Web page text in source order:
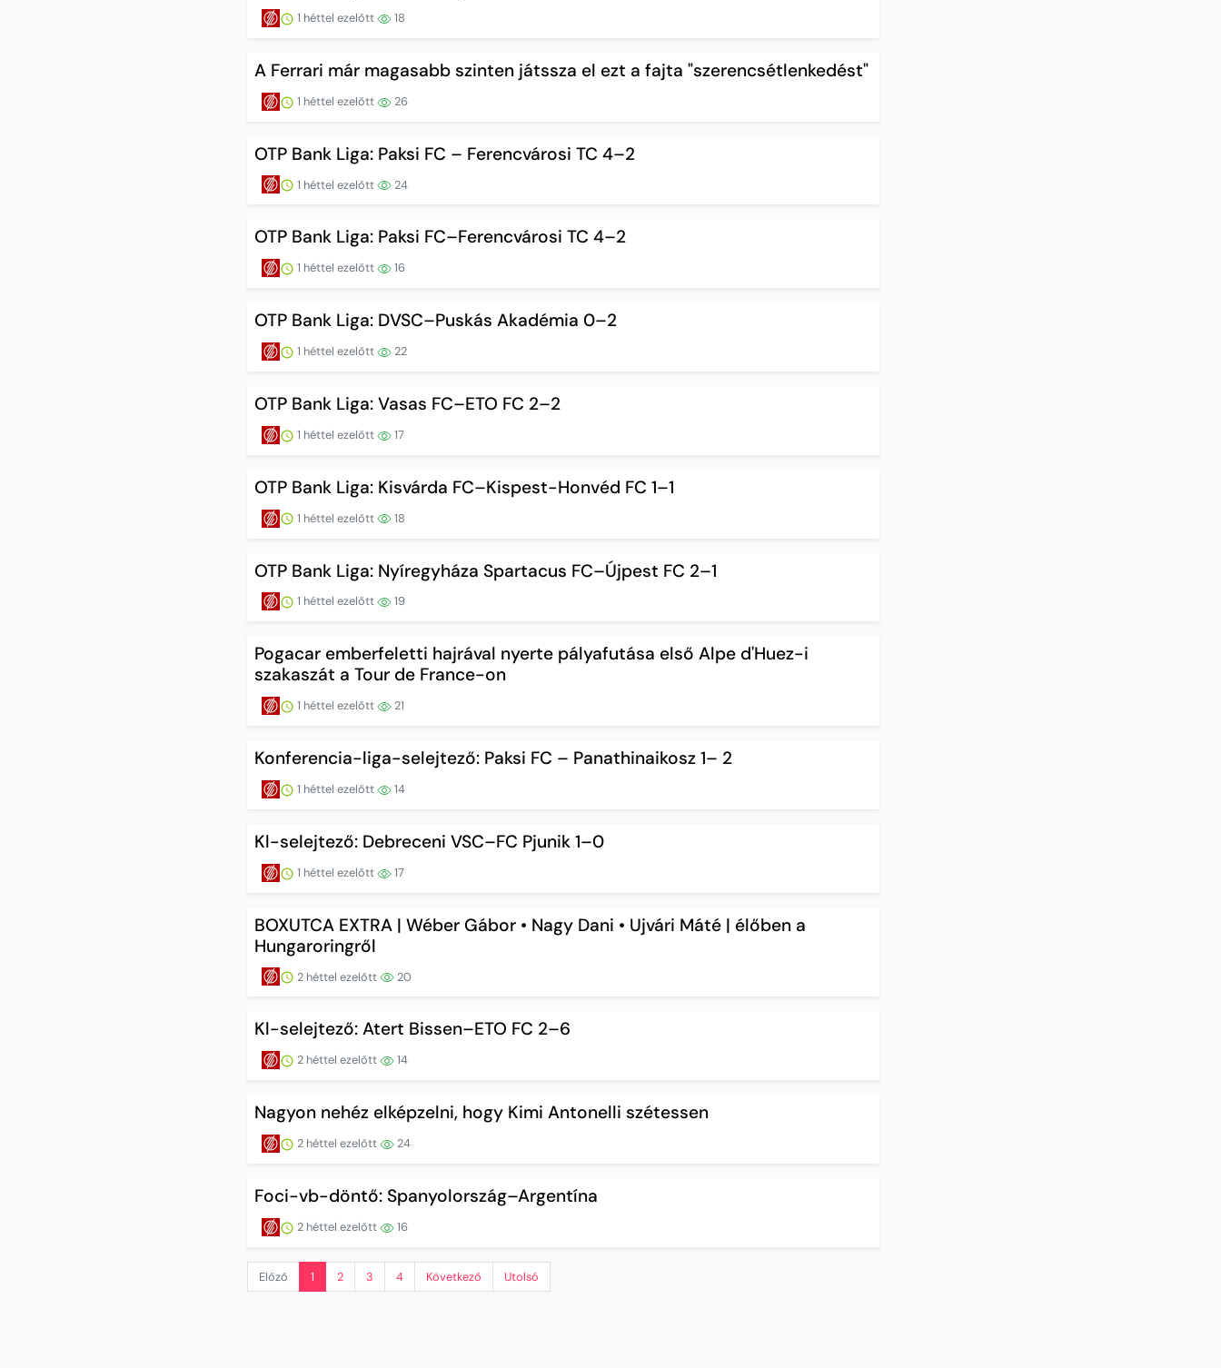
1 héttel ezelőtt 18
A Ferrari már magasabb szinten játssza el ezt a fajta "szerencsétlenkedést"
1 héttel ezelőtt 26
OTP Bank Liga: Paksi FC – Ferencvárosi TC 4–2
1 héttel ezelőtt 24
OTP Bank Liga: Paksi FC–Ferencvárosi TC 4–2
1 héttel ezelőtt 16
OTP Bank Liga: DVSC–Puskás Akadémia 0–2
1 héttel ezelőtt 22
OTP Bank Liga: Vasas FC–ETO FC 2–2
1 héttel ezelőtt 17
OTP Bank Liga: Kisvárda FC–Kispest-Honvéd FC 1–1
1 héttel ezelőtt 18
OTP Bank Liga: Nyíregyháza Spartacus FC–Újpest FC 2–1
1 héttel ezelőtt 19
Pogacar emberfeletti hajrával nyerte pályafutása első Alpe d'Huez-i
szakaszát a Tour de France-on
1 héttel ezelőtt 21
Konferencia-liga-selejtező: Paksi FC – Panathinaikosz 1– 2
1 héttel ezelőtt 14
Kl-selejtező: Debreceni VSC–FC Pjunik 1–0
1 héttel ezelőtt 17
BOXUTCA EXTRA | Wéber Gábor • Nagy Dani • Ujvári Máté | élőben a
Hungaroringről
2 héttel ezelőtt 20
Kl-selejtező: Atert Bissen–ETO FC 2–6
2 héttel ezelőtt 14
Nagyon nehéz elképzelni, hogy Kimi Antonelli szétessen
2 héttel ezelőtt 24
Foci-vb-döntő: Spanyolország–Argentína
2 héttel ezelőtt 16
Előző 1 2 3 4 Következő Utolsó